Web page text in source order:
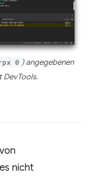
0 ) angegebenen
DevTools.
nicht